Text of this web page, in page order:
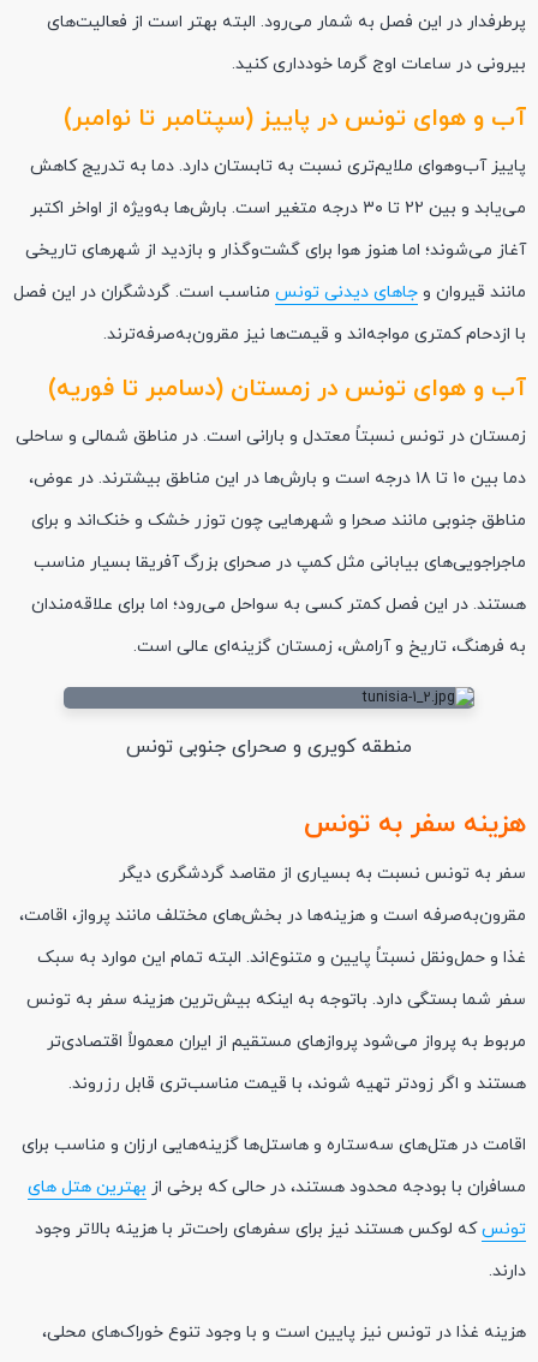
پرطرفدار در این فصل به شمار می‌رود. البته بهتر است از فعالیت‌های
بیرونی در ساعات اوج گرما خودداری کنید.
آب و هوای تونس در پاییز (سپتامبر تا نوامبر)
پاییز آب‌وهوای ملایم‌تری نسبت به تابستان دارد. دما به تدریج کاهش
می‌یابد و بین ۲۲ تا ۳۰ درجه متغیر است. بارش‌ها به‌ویژه از اواخر اکتبر
آغاز می‌شوند؛ اما هنوز هوا برای گشت‌وگذار و بازدید از شهرهای تاریخی
مانند قیروان و جاهای دیدنی تونس مناسب است. گردشگران در این فصل
با ازدحام کمتری مواجه‌اند و قیمت‌ها نیز مقرون‌به‌صرفه‌ترند.
آب و هوای تونس در زمستان (دسامبر تا فوریه)
زمستان در تونس نسبتاً معتدل و بارانی است. در مناطق شمالی و ساحلی
دما بین ۱۰ تا ۱۸ درجه است و بارش‌ها در این مناطق بیشترند. در عوض،
مناطق جنوبی مانند صحرا و شهرهایی چون توزر خشک و خنک‌اند و برای
ماجراجویی‌های بیابانی مثل کمپ در صحرای بزرگ آفریقا بسیار مناسب
هستند. در این فصل کمتر کسی به سواحل می‌رود؛ اما برای علاقه‌مندان
به فرهنگ، تاریخ و آرامش، زمستان گزینه‌ای عالی است.
منطقه کویری و صحرای جنوبی تونس
هزینه سفر به تونس
سفر به تونس نسبت به بسیاری از مقاصد گردشگری دیگر
مقرون‌به‌صرفه است و هزینه‌ها در بخش‌های مختلف مانند پرواز، اقامت،
غذا و حمل‌ونقل نسبتاً پایین و متنوع‌اند. البته تمام این موارد به سبک
سفر شما بستگی دارد. باتوجه به اینکه بیش‌ترین هزینه سفر به تونس
مربوط به پرواز می‌شود پروازهای مستقیم از ایران معمولاً اقتصادی‌تر
هستند و اگر زودتر تهیه شوند، با قیمت مناسب‌تری قابل رزروند.
اقامت در هتل‌های سه‌ستاره و هاستل‌ها گزینه‌هایی ارزان و مناسب برای
مسافران با بودجه محدود هستند، در حالی که برخی از بهترین هتل های
تونسکه لوکس هستند نیز برای سفرهای راحت‌تر با هزینه بالاتر وجود
دارند.
هزینه غذا در تونس نیز پایین است و با وجود تنوع خوراک‌های محلی،